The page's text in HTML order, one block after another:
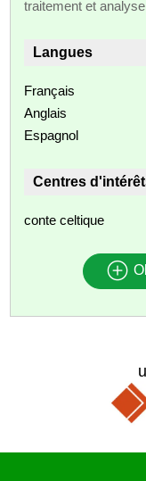
traitement et
Langues
Français
Anglais
Espagnol
Centres
conte celtique